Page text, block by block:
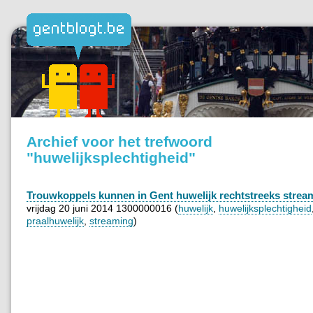
Archief voor het trefwoord
"huwelijksplechtigheid"
Trouwkoppels kunnen in Gent huwelijk rechtstreeks
vrijdag 20 juni 2014 1300000016 (huwelijk huwelijksplechtigheid
praalhuwelijk streaming)